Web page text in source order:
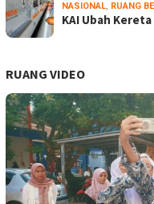
NASIONAL, RUANG
KAI Ubah
RUANG VIDEO